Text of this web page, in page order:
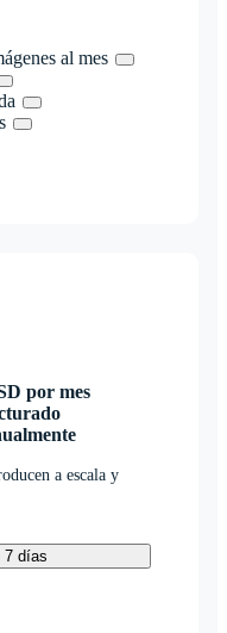
al mes
por mes
a escala y
7 días